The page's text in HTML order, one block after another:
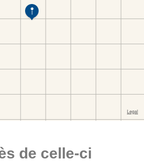
de celle-ci